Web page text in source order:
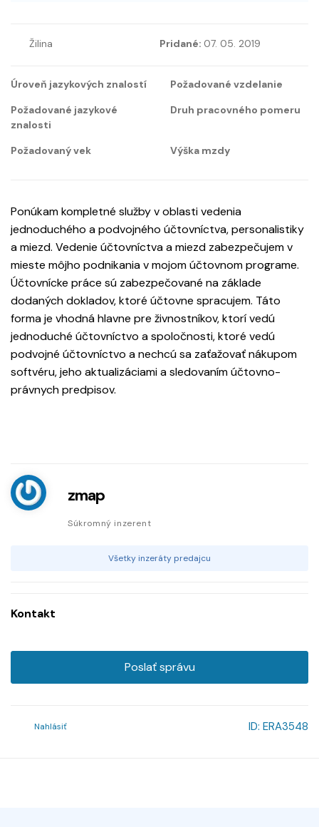
Žilina Pridané: 07. 05. 2019
Úroveň jazykových znalostí
Požadované vzdelanie
Požadované jazykové
znalosti
Druh pracovného pomeru
Požadovaný vek Výška mzdy
Ponúkam kompletné služby v oblasti vedenia
jednoduchého a podvojného účtovníctva, personalistiky
a miezd. Vedenie účtovníctva a miezd zabezpečujem v
mieste môjho podnikania v mojom účtovnom programe.
Účtovnícke práce sú zabezpečované na základe
dodaných dokladov, ktoré účtovne spracujem. Táto
forma je vhodná hlavne pre živnostníkov, ktorí vedú
jednoduché účtovníctvo a spoločnosti, ktoré vedú
podvojné účtovníctvo a nechcú sa zaťažovať nákupom
softvéru, jeho aktualizáciami a sledovaním účtovno-
právnych predpisov.
zmap
Súkromný inzerent
Všetky inzeráty predajcu
Kontakt
Poslať správu
Nahlásiť ID: ERA3548